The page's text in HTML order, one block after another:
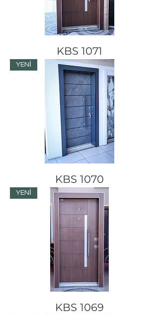
KBS 1071
YENİ
KBS 1070
YENİ
KBS 1069